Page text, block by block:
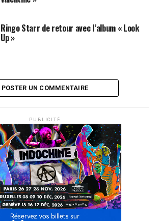
Ringo Starr de retour avec l’album « Look
Up »
POSTER UN COMMENTAIRE
PUBLICITÉ